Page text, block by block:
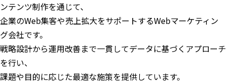
ンテンツ制作を通じて、
企業のWeb集客や売上拡大をサポートするWebマーケティン
グ会社です。
戦略設計から運用改善まで一貫してデータに基づくアプローチ
を行い、
課題や目的に応じた最適な施策を提供しています。